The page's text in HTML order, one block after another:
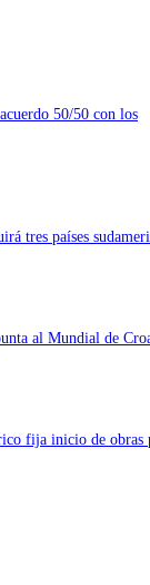
50/50 con los
tres países
al Mundial de
fija inicio de obras